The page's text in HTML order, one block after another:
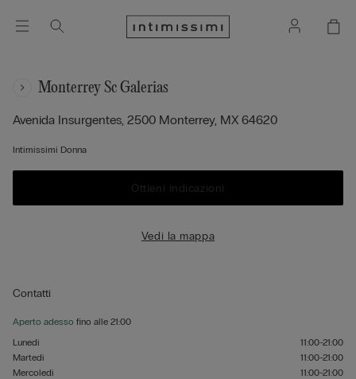
Monterrey Sc Galerias
Avenida Insurgentes, 2500 Monterrey, MX 64620
Intimissimi Donna
Ottieni indicazioni
Vedi la mappa
Contatti
Aperto adesso fino alle 21:00
Lunedì
11:00-21:00
Martedì
11:00-21:00
Mercoledì
11:00-21:00